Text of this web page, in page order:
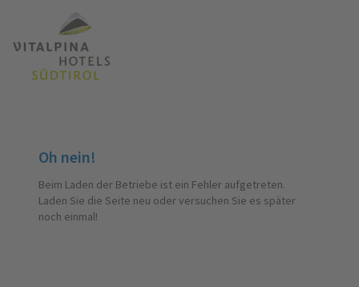
Oh nein!
Beim Laden der Betriebe ist ein Fehler aufgetreten.
Laden Sie die Seite neu oder versuchen Sie es später
noch einmal!